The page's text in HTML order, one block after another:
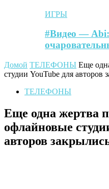
ИГРЫ
#Видео — Abi:
Домой ТЕЛЕФОНЫ Еще
студии YouTube для авторов
ТЕЛЕФОНЫ
Еще одна жертва
офлайновые
авторов